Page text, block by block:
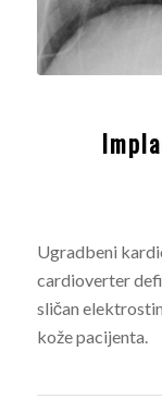
Ugradbeni
cardioverter
sličan
kože pacijenta.